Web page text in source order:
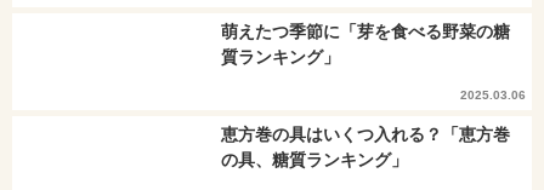
萌えたつ季節に「芽を食べる野菜の糖
質ランキング」
2025.03.06
恵方巻の具はいくつ入れる？「恵方巻
の具、糖質ランキング」